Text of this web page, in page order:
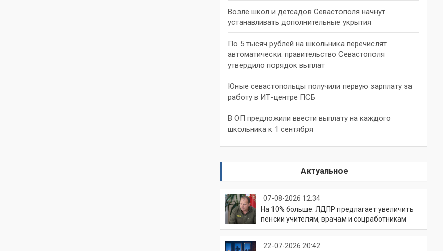
Возле школ и детсадов Севастополя начнут
устанавливать дополнительные укрытия
По 5 тысяч рублей на школьника перечислят
автоматически: правительство Севастополя
утвердило порядок выплат
Юные севастопольцы получили первую зарплату за
работу в ИТ-центре ПСБ
В ОП предложили ввести выплату на каждого
школьника к 1 сентября
Актуальное
07-08-2026 12:34
На 10% больше: ЛДПР предлагает увеличить
пенсии учителям, врачам и соцработникам
22-07-2026 20:42